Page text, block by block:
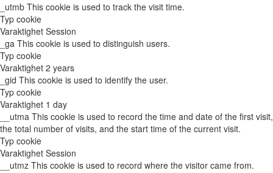
_utmb This cookie is used to track the visit time.
Typ cookie
Varaktighet Session
_ga This cookie is used to distinguish users.
Typ cookie
Varaktighet 2 years
_gid This cookie is used to identify the user.
Typ cookie
Varaktighet 1 day
__utma This cookie is used to record the time and date of the first visit,
the total number of visits, and the start time of the current visit.
Typ cookie
Varaktighet Session
__utmz This cookie is used to record where the visitor came from.